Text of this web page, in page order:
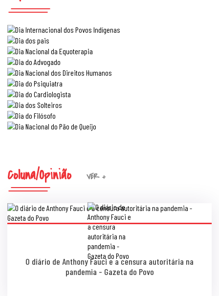
Coluna/Opinião VER +
O diário de Anthony Fauci e a censura autoritária na
pandemia - Gazeta do Povo